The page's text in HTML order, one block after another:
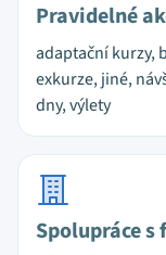
Pravidelné
adaptační kurzy,
exkurze, jiné,
dny, výlety
Spolupráce